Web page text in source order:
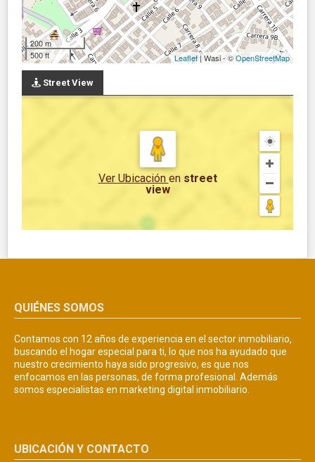
200 m
500 ft
Leaflet| Wasi - ©OpenStreetMap
Street View
Ver Ubicación en street
view
QUIÉNES SOMOS
Contamos con 12 años de experiencia en el sector inmobiliario,
buscando el hogar especial para ti, lo que nos ha ayudado que
nuestro crecimiento haya sido progresivo, es que nos
enfocamos en las personas, de forma profesional. Además
somos especialistas en marketing digital inmobiliario.
UBICACIÓN Y CONTACTO